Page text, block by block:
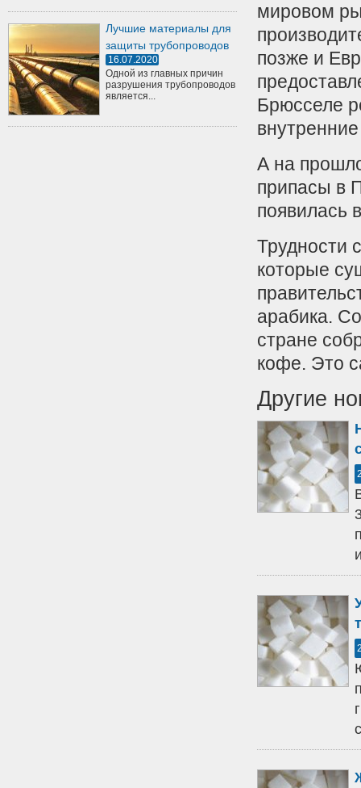
Лучшие материалы для
защиты трубопроводов
16.07.2020
Одной из главных причин
разрушения трубопроводов
является...
мировом
позже и
Брюсселе
А на
припасы в
появилась
Трудности
которые
арабика.
стране
кофе. Это
Другие